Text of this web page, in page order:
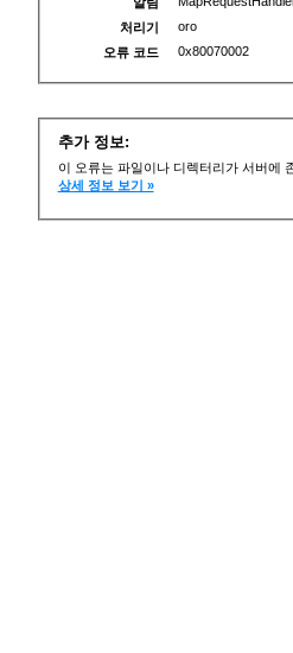
처리기
oro
오류 코드
0x80070002
추가 정보:
이 오류는 파일이나 디렉터리가 서버에
상세 정보 보기 »